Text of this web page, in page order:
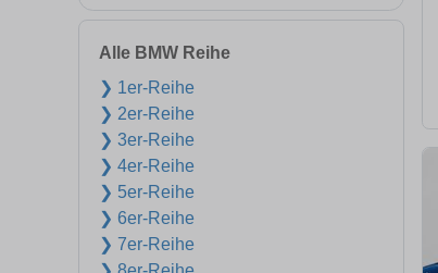
Alle BMW Reihe
❯ 1er-Reihe
❯ 2er-Reihe
❯ 3er-Reihe
❯ 4er-Reihe
❯ 5er-Reihe
❯ 6er-Reihe
❯ 7er-Reihe